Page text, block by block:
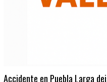
Accidente en Puebla Larga